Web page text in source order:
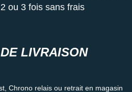
à une grande diversité de
x 1.125 cm
ou 3 fois sans frais
LIVRAISON
relais ou retrait en magasin